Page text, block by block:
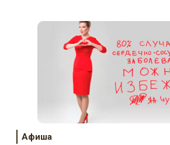
Афиша